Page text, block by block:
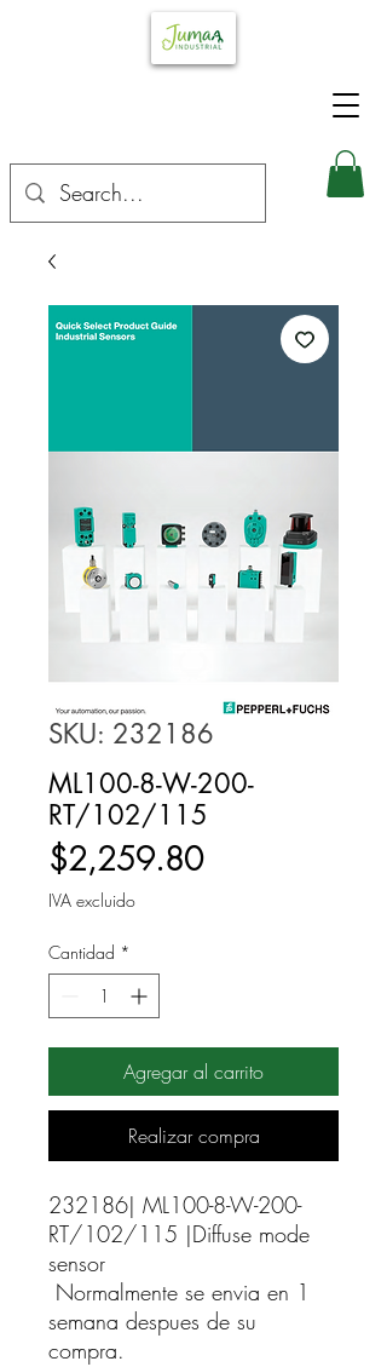
SKU: 232186
ML100-8-W-200-
RT/102/115
$2,259.80Precio
IVA excluido
Cantidad *
Agregar al carrito
Realizar compra
232186| ML100-8-W-200-
RT/102/115 |Diffuse mode
sensor
Normalmente se envia en 1
semana despues de su
compra.